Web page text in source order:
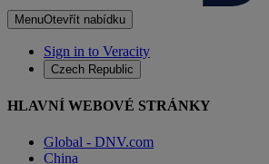
MenuOtevřít nabídku
Sign in to Veracity
Czech Republic
HLAVNÍ WEBOVÉ STRÁNKY
Global - DNV.com
China